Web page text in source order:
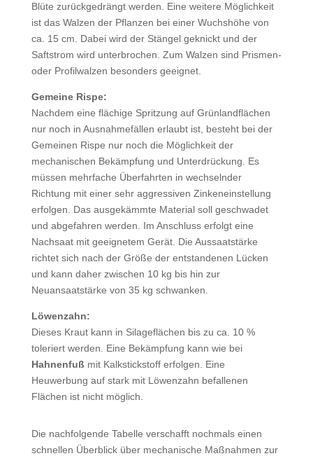
Blüte zurückgedrängt werden. Eine weitere Möglichkeit
ist das Walzen der Pflanzen bei einer Wuchshöhe von
ca. 15 cm. Dabei wird der Stängel geknickt und der
Saftstrom wird unterbrochen. Zum Walzen sind Prismen-
oder Profilwalzen besonders geeignet.
Gemeine Rispe:
Nachdem eine flächige Spritzung auf Grünlandflächen
nur noch in Ausnahmefällen erlaubt ist, besteht bei der
Gemeinen Rispe nur noch die Möglichkeit der
mechanischen Bekämpfung und Unterdrückung. Es
müssen mehrfache Überfahrten in wechselnder
Richtung mit einer sehr aggressiven Zinkeneinstellung
erfolgen. Das ausgekämmte Material soll geschwadet
und abgefahren werden. Im Anschluss erfolgt eine
Nachsaat mit geeignetem Gerät. Die Aussaatstärke
richtet sich nach der Größe der entstandenen Lücken
und kann daher zwischen 10 kg bis hin zur
Neuansaatstärke von 35 kg schwanken.
Löwenzahn:
Dieses Kraut kann in Silageflächen bis zu ca. 10 %
toleriert werden. Eine Bekämpfung kann wie bei
Hahnenfuß mit Kalkstickstoff erfolgen. Eine
Heuwerbung auf stark mit Löwenzahn befallenen
Flächen ist nicht möglich.
Die nachfolgende Tabelle verschafft nochmals einen
schnellen Überblick über mechanische Maßnahmen zur